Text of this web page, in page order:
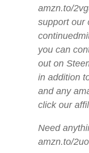
amzn.to/
support our
you can
out on
in addition
and any
click our
Need
amzn.to/